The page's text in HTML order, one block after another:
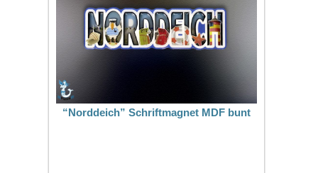
“Norddeich” Schriftmagnet MDF bunt